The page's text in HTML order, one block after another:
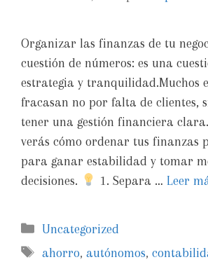
Organizar las finanzas de tu
cuestión de números: es una
estrategia y tranquilidad.Muchos
fracasan no por falta de clientes,
tener una gestión financiera
verás cómo ordenar tus finanzas
para ganar estabilidad y tomar
decisiones.
1. Separa … Leer
Uncategorized
ahorro,autónomos,